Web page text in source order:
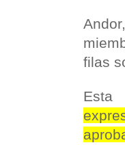
filas
Esta